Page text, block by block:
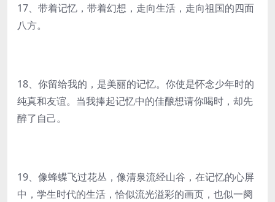
17、带着记忆，带着幻想，走向生活，走向祖国的四面
八方。
18、你留给我的，是美丽的记忆。你使是怀念少年时的
纯真和友谊。当我捧起记忆中的佳酿想请你喝时，却先
醉了自己。
19、像蜂蝶飞过花丛，像清泉流经山谷，在记忆的心屏
中，学生时代的生活，恰似流光溢彩的画页，也似一阕